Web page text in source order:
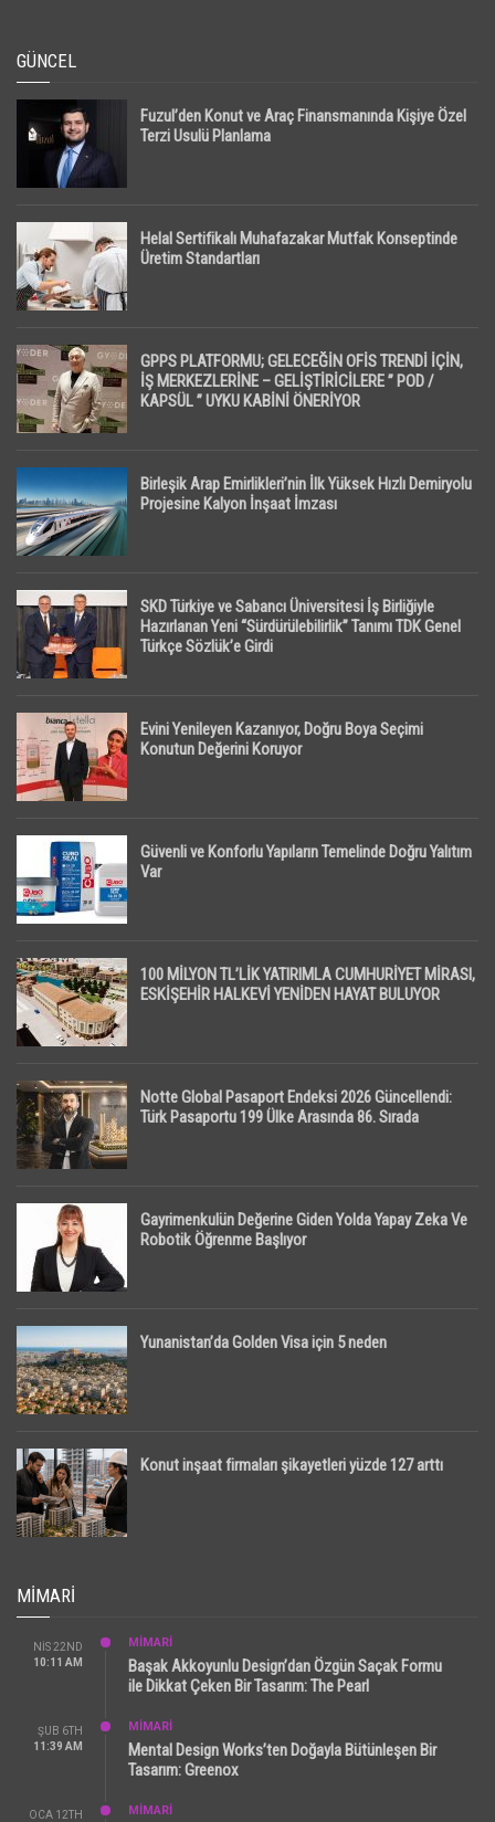
GÜNCEL
Fuzul’den Konut ve Araç Finansmanında Kişiye Özel
Terzi Usulü Planlama
Helal Sertifikalı Muhafazakar Mutfak Konseptinde
Üretim Standartları
GPPS PLATFORMU; GELECEĞİN OFİS TRENDİ İÇİN,
İŞ MERKEZLERİNE – GELİŞTİRİCİLERE ” POD /
KAPSÜL ” UYKU KABİNİ ÖNERİYOR
Birleşik Arap Emirlikleri’nin İlk Yüksek Hızlı Demiryolu
Projesine Kalyon İnşaat İmzası
SKD Türkiye ve Sabancı Üniversitesi İş Birliğiyle
Hazırlanan Yeni “Sürdürülebilirlik” Tanımı TDK Genel
Türkçe Sözlük’e Girdi
Evini Yenileyen Kazanıyor, Doğru Boya Seçimi
Konutun Değerini Koruyor
Güvenli ve Konforlu Yapıların Temelinde Doğru Yalıtım
Var
100 MİLYON TL’LİK YATIRIMLA CUMHURİYET MİRASI,
ESKİŞEHİR HALKEVİ YENİDEN HAYAT BULUYOR
Notte Global Pasaport Endeksi 2026 Güncellendi:
Türk Pasaportu 199 Ülke Arasında 86. Sırada
Gayrimenkulün Değerine Giden Yolda Yapay Zeka Ve
Robotik Öğrenme Başlıyor
Yunanistan’da Golden Visa için 5 neden
Konut inşaat firmaları şikayetleri yüzde 127 arttı
MIMARI
NIS 22ND
10:11 AM
MİMARİ
Başak Akkoyunlu Design’dan Özgün Saçak Formu
ile Dikkat Çeken Bir Tasarım: The Pearl
ŞUB 6TH
11:39 AM
MİMARİ
Mental Design Works’ten Doğayla Bütünleşen Bir
Tasarım: Greenox
OCA 12TH
MİMARİ